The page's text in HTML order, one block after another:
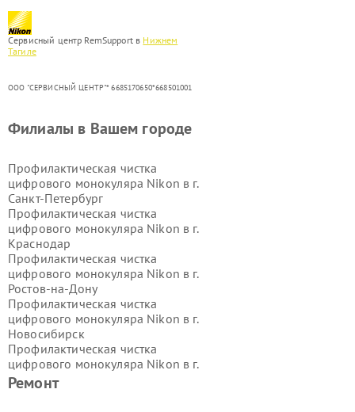
Сервисный центр RemSupport в Нижнем
Тагиле
ООО "СЕРВИСНЫЙ ЦЕНТР"* 6685170650*668501001
Ремонт
Филиалы в Вашем городе
Профилактическая чистка
цифрового монокуляра Nikon в г.
Санкт-Петербург
Профилактическая чистка
цифрового монокуляра Nikon в г.
Краснодар
Профилактическая чистка
цифрового монокуляра Nikon в г.
Ростов-на-Дону
Профилактическая чистка
цифрового монокуляра Nikon в г.
Новосибирск
Профилактическая чистка
цифрового монокуляра Nikon в г.
Екатеринбург